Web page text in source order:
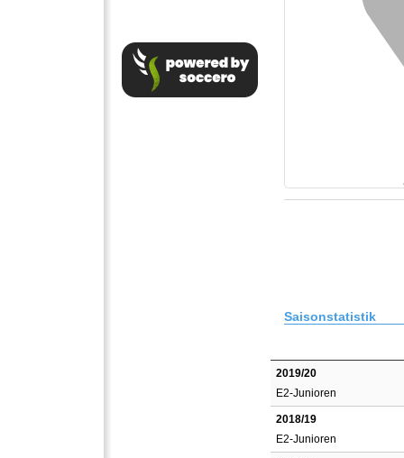
Saisonstatistik
2019/20
E2-Junioren
2018/19
E2-Junioren